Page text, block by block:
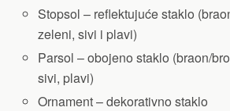
Stopsol – reflektujuće staklo
zeleni, sivi i plavi)
Parsol – obojeno staklo (braon/
sivi, plavi)
Ornament – dekorativno staklo